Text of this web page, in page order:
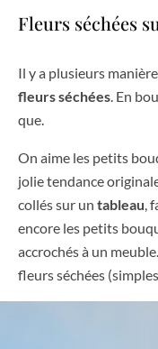
Fleurs séchées
Il y a plusieurs
fleurs séchées. En
que.
On aime les petits
jolie tendance
collés sur un tableau,
encore les petits
accrochés à un
fleurs séchées